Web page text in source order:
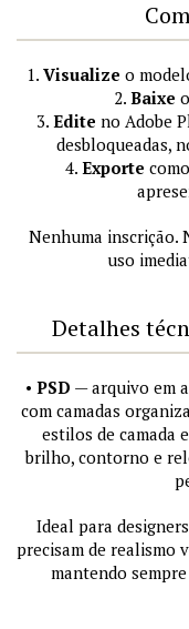
1. Visualize o
2. Baixe
3. Edite no Adobe
desbloqueadas,
4. Exporte
Nenhuma inscrição.
uso
Detalhes
• PSD — arquivo em
com camadas
estilos de camada
brilho, contorno e
Ideal para
precisam de realismo
mantendo